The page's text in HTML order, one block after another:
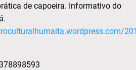
de capoeira. Informativo do